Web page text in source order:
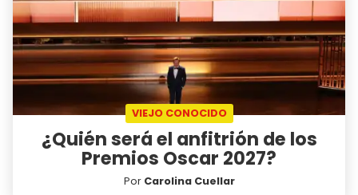
VIEJO CONOCIDO
¿Quién será el anfitrión de los
Premios Oscar 2027?
Por Carolina Cuellar